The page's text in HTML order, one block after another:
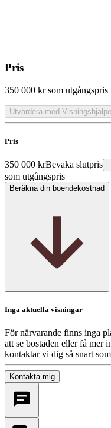
Pris
350 000 kr som utgångspris
Utvärdera med
Pris
350 000 krBevaka slutpris
som utgångspris
Beräkna din boendekostnad
Inga aktuella visningar
För närvarande finns inga
att se bostaden eller få mer
kontaktar vi dig så snart
Kontakta mig